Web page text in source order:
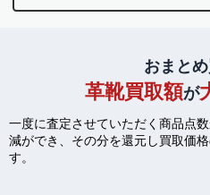
おまと
革靴買取額が
一度に査定させていただく商品点
減ができ、 その分を還元し買取価
す。